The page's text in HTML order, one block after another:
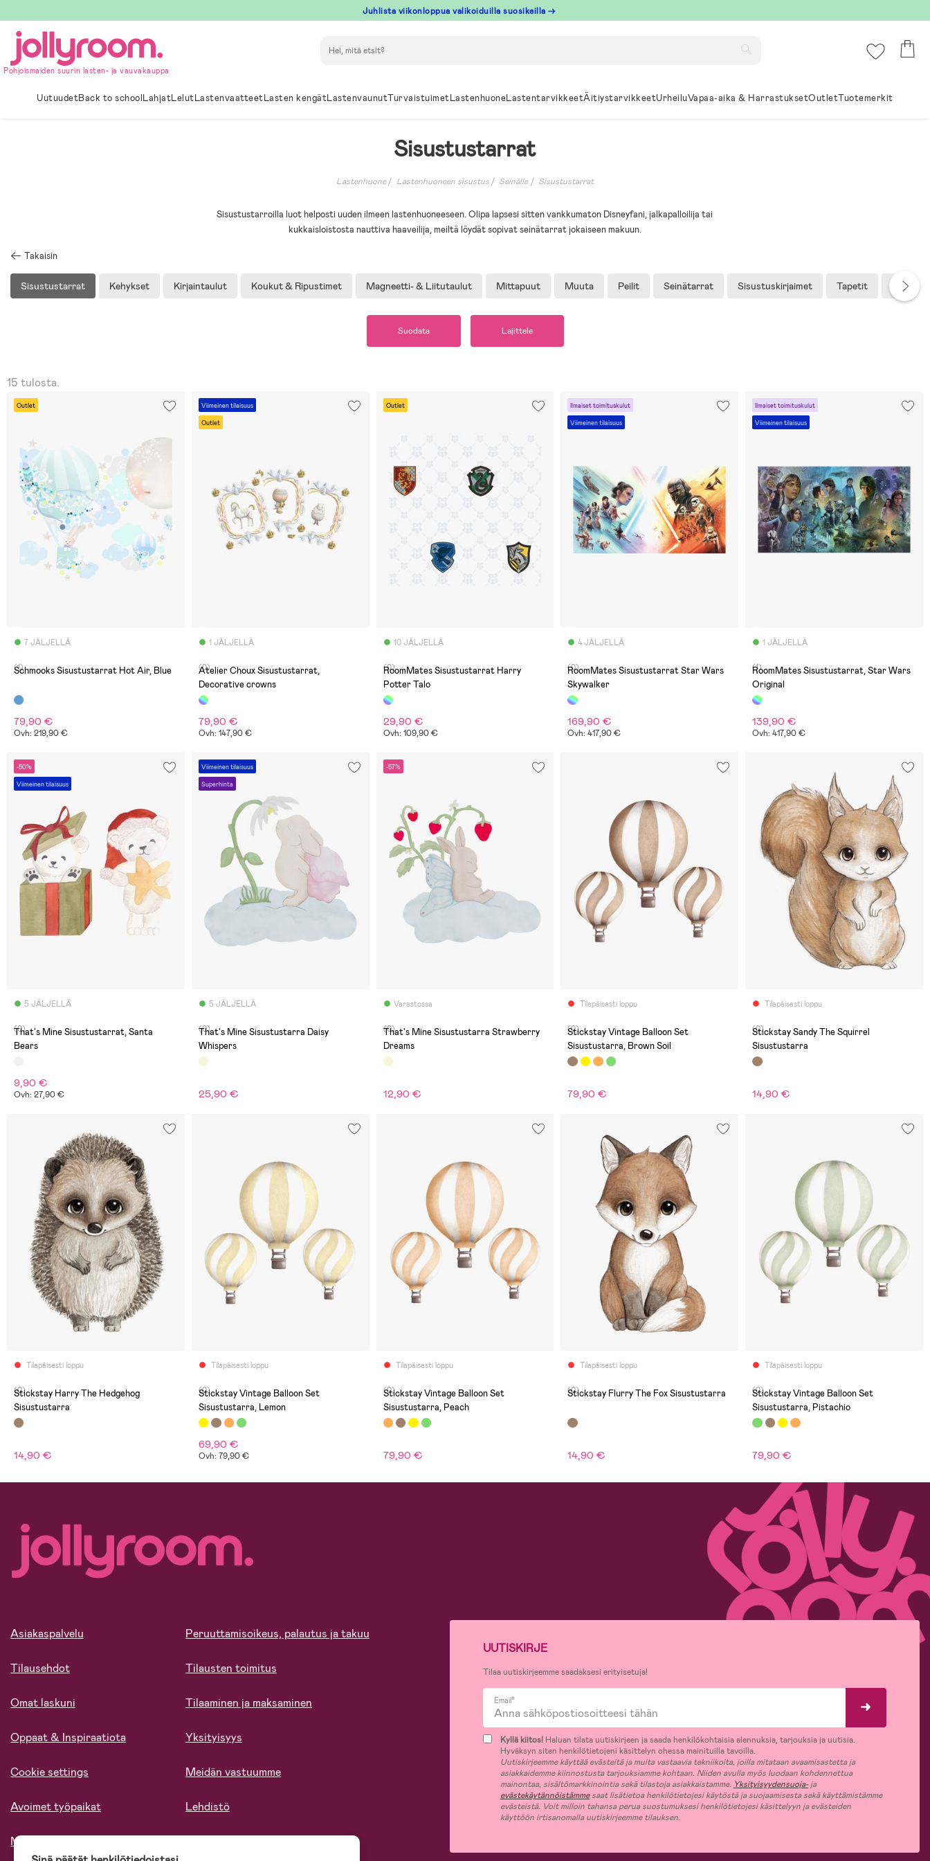
till
innehållet
Juhlista viikonloppua valikoiduilla suosikeilla →
Pohjoismaiden suurin lasten- ja vauvakauppa
UutuudetBack to schoolLahjatLelutLastenvaatteetLasten kengätLastenvaunutTurvaistuimetLastenhuoneLastentarvikkeetÄitiystarvikkeetUrheiluVapaa-aika & HarrastuksetOutletTuotemerkit
Sisustustarrat
Lastenhuone Lastenhuoneen sisustus Seinälle Sisustustarrat
Sisustustarroilla luot helposti uuden ilmeen lastenhuoneeseen. Olipa lapsesi sitten vankkumaton Disneyfani, jalkapalloilija tai
kukkaisloistosta nauttiva haaveilija, meiltä löydät sopivat seinätarrat jokaiseen makuun.
Takaisin
Sisustustarrat Kehykset Kirjaintaulut Koukut & Ripustimet Magneetti- & Liitutaulut Mittapuut Muuta Peilit Seinätarrat Sisustuskirjaimet Tapetit Taulut
Suodata Lajittele
15 tulosta.
Outlet
7 JÄLJELLÄ
(1)
Schmooks Sisustustarrat Hot Air, Blue
79,90 €
Ovh: 219,90 €
Viimeinen tilaisuus
Outlet
1 JÄLJELLÄ
(0)
Atelier Choux Sisustustarrat,
Decorative crowns
79,90 €
Ovh: 147,90 €
Outlet
10 JÄLJELLÄ
(0)
RoomMates Sisustustarrat Harry
Potter Talo
29,90 €
Ovh: 109,90 €
Ilmaiset toimituskulut
Viimeinen tilaisuus
4 JÄLJELLÄ
(0)
RoomMates Sisustustarrat Star Wars
Skywalker
169,90 €
Ovh: 417,90 €
Ilmaiset toimituskulut
Viimeinen tilaisuus
1 JÄLJELLÄ
(1)
RoomMates Sisustustarrat, Star Wars
Original
139,90 €
Ovh: 417,90 €
-50%
Viimeinen tilaisuus
5 JÄLJELLÄ
(0)
That's Mine Sisustustarrat, Santa
Bears
9,90 €
Ovh: 27,90 €
Viimeinen tilaisuus
Superhinta
5 JÄLJELLÄ
(0)
That's Mine Sisustustarra Daisy
Whispers
25,90 €
-57%
Varastossa
(0)
That's Mine Sisustustarra Strawberry
Dreams
12,90 €
Tilapäisesti loppu
(0)
Stickstay Vintage Balloon Set
Sisustustarra, Brown Soil
79,90 €
Tilapäisesti loppu
(0)
Stickstay Sandy The Squirrel
Sisustustarra
14,90 €
Tilapäisesti loppu
(0)
Stickstay Harry The Hedgehog
Sisustustarra
14,90 €
Tilapäisesti loppu
(0)
Stickstay Vintage Balloon Set
Sisustustarra, Lemon
69,90 €
Ovh: 79,90 €
Tilapäisesti loppu
(0)
Stickstay Vintage Balloon Set
Sisustustarra, Peach
79,90 €
Tilapäisesti loppu
(0)
Stickstay Flurry The Fox Sisustustarra
14,90 €
Tilapäisesti loppu
(0)
Stickstay Vintage Balloon Set
Sisustustarra, Pistachio
79,90 €
Asiakaspalvelu
Tilausehdot
Omat laskuni
Oppaat & Inspiraatiota
Cookie settings
Avoimet työpaikat
Meistä
Peruuttamisoikeus, palautus ja takuu
Tilausten toimitus
Tilaaminen ja maksaminen
Yksityisyys
Meidän vastuumme
Lehdistö
UUTISKIRJE
Tilaa uutiskirjeemme saadaksesi erityisetuja!
Email*
Kyllä kiitos!Haluan tilata uutiskirjeen ja saada henkilökohtaisia alennuksia, tarjouksia ja uutisia.
Hyväksyn siten henkilötietojeni käsittelyn ohessa mainituilla tavoilla.
Uutiskirjeemme käyttää evästeitä ja muita vastaavia tekniikoita, joilla mitataan avaamisastetta ja
asiakkaidemme kiinnostusta tarjouksiamme kohtaan. Niiden avulla myös luodaan kohdennettua
mainontaa, sisältömarkkinointia sekä tilastoja asiakkaistamme. Yksityisyydensuoja-ja
evästekäytännöistämmesaat lisätietoa henkilötietojesi käytöstä ja suojaamisesta sekä käyttämistämme
evästeistä. Voit milloin tahansa perua suostumuksesi henkilötietojesi käsittelyyn ja evästeiden
käyttöön irtisanomalla uutiskirjeemme tilauksen.